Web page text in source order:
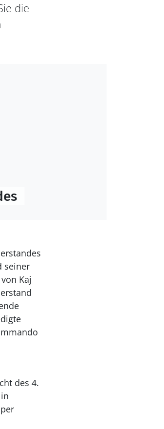
die
seiner
Kaj
des 4.